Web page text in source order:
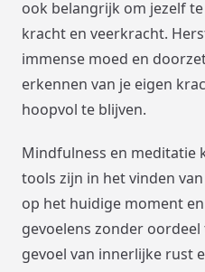
ook belangrijk om jezelf
kracht en veerkracht.
immense moed en
erkennen van je eigen
hoopvol te blijven.
Mindfulness en meditatie
tools zijn in het vinden
op het huidige moment
gevoelens zonder
gevoel van innerlijke rust